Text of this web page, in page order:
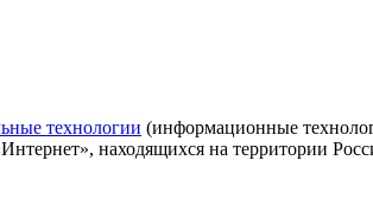
технологии (информационные
находящихся на территории